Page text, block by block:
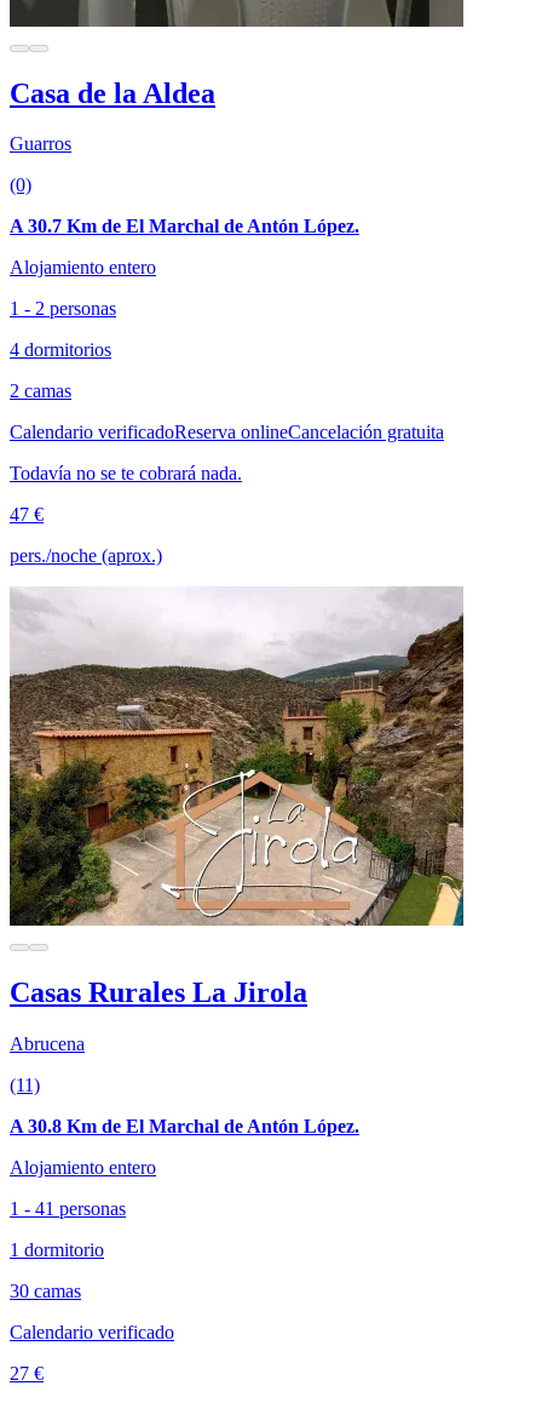
Casa de la Aldea
Guarros
(0)
A 30.7 Km de El Marchal de Antón López.
Alojamiento entero
1 - 2 personas
4 dormitorios
2 camas
Calendario verificadoReserva onlineCancelación gratuita
Todavía no se te cobrará nada.
47 €
pers./noche (aprox.)
Casas Rurales La Jirola
Abrucena
(11)
A 30.8 Km de El Marchal de Antón López.
Alojamiento entero
1 - 41 personas
1 dormitorio
30 camas
Calendario verificado
27 €